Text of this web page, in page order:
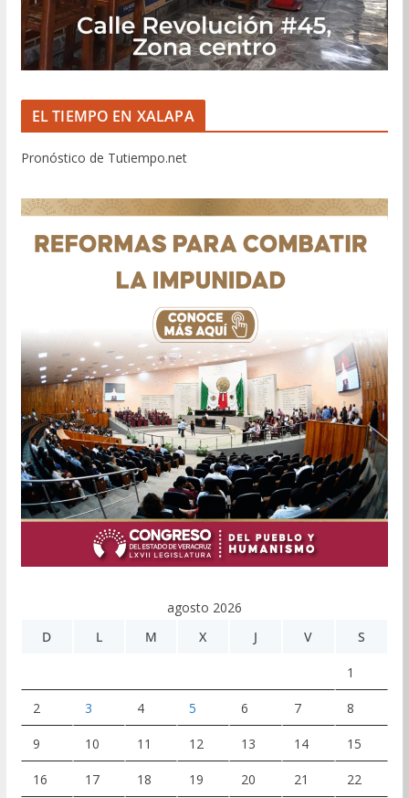
EL TIEMPO EN XALAPA
Pronóstico de Tutiempo.net
agosto 2026
D
L M X J V S
1
2 3 4 5 6 7 8
9 10 11 12 13 14 15
16 17 18 19 20 21 22